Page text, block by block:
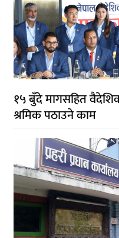
१५ बुँदे मागसहित
श्रमिक पठाउने काम